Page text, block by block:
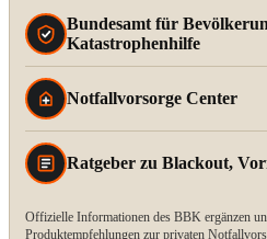
Bundesamt für
Katastrophenhilfe
Notfallvorsorge Center
Ratgeber zu Blackout,
Offizielle Informationen des BBK ergänzen
Produktempfehlungen zur privaten